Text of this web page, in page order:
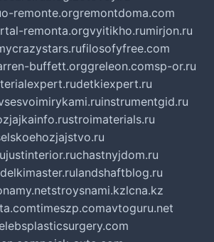
o-remonte.orgremontdoma.com
remonta.orgvyitikho.rumirjon.ru
filosofyfree.com
buffett.orggreleon.comsp-or.ru
detkiexpert.ru
instrumentgid.ru
stroimaterials.ru
justinterior.ruchastnyjdom.ru
landshaftblog.ru
stroysnami.kzlcna.kz
timeszp.comavtoguru.net